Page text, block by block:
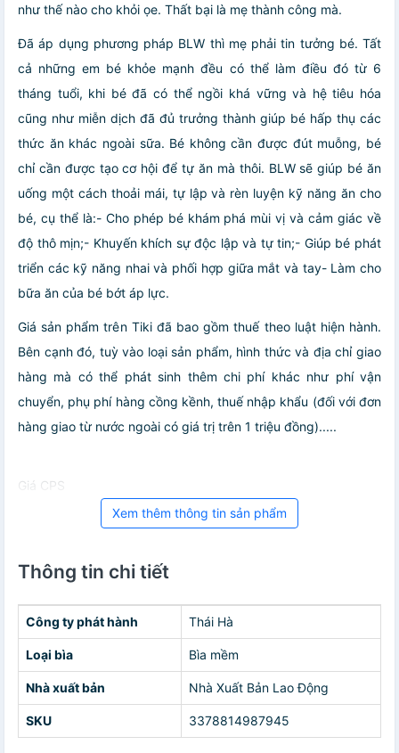
như thế nào cho khỏi ọe. Thất bại là mẹ thành công mà.
Đã áp dụng phương pháp BLW thì mẹ phải tin tưởng bé. Tất
cả những em bé khỏe mạnh đều có thể làm điều đó từ 6
tháng tuổi, khi bé đã có thể ngồi khá vững và hệ tiêu hóa
cũng như miễn dịch đã đủ trưởng thành giúp bé hấp thụ các
thức ăn khác ngoài sữa. Bé không cần được đút muỗng, bé
chỉ cần được tạo cơ hội để tự ăn mà thôi. BLW sẽ giúp bé ăn
uống một cách thoải mái, tự lập và rèn luyện kỹ năng ăn cho
bé, cụ thể là:- Cho phép bé khám phá mùi vị và cảm giác về
độ thô mịn;- Khuyến khích sự độc lập và tự tin;- Giúp bé phát
triển các kỹ năng nhai và phối hợp giữa mắt và tay- Làm cho
bữa ăn của bé bớt áp lực.
Giá sản phẩm trên Tiki đã bao gồm thuế theo luật hiện hành.
Bên cạnh đó, tuỳ vào loại sản phẩm, hình thức và địa chỉ giao
hàng mà có thể phát sinh thêm chi phí khác như phí vận
chuyển, phụ phí hàng cồng kềnh, thuế nhập khẩu (đối với đơn
hàng giao từ nước ngoài có giá trị trên 1 triệu đồng).....
Giá CPS
Xem thêm thông tin sản phẩm
Thông tin chi tiết
Công ty phát hành Thái Hà
Loại bìa Bìa mềm
Nhà xuất bản Nhà Xuất Bản Lao Động
SKU 3378814987945